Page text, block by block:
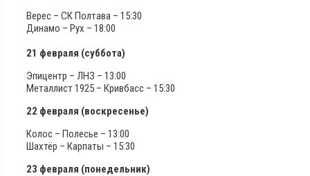
Верес – СК Полтава – 15:30
Динамо – Рух – 18:00
21 февраля (суббота)
Эпицентр – ЛНЗ – 13:00
Металлист 1925 – Кривбасс – 15:30
22 февраля (воскресенье)
Колос – Полесье – 13:00
Шахтёр – Карпаты – 15:30
23 февраля (понедельник)